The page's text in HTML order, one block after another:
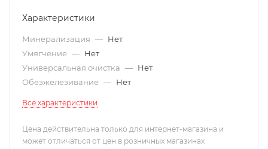
Характеристики
Минерализация — Нет
Умягчение — Нет
Универсальная очистка — Нет
Обезжелезивание — Нет
Все характеристики
Цена действительна только для интернет-магазина и
может отличаться от цен в розничных магазинах